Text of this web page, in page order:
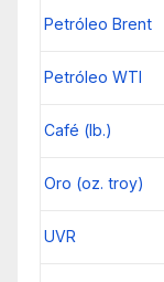
Petróleo Brent
Petróleo WTI
Café (lb.)
Oro (oz. troy)
UVR